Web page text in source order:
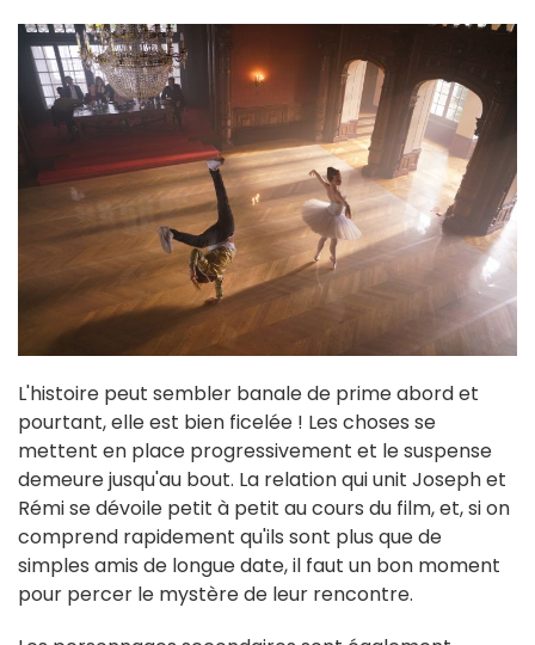
L'histoire peut sembler banale de prime abord et
pourtant, elle est bien ficelée ! Les choses se
mettent en place progressivement et le suspense
demeure jusqu'au bout. La relation qui unit Joseph et
Rémi se dévoile petit à petit au cours du film, et, si on
comprend rapidement qu'ils sont plus que de
simples amis de longue date, il faut un bon moment
pour percer le mystère de leur rencontre.